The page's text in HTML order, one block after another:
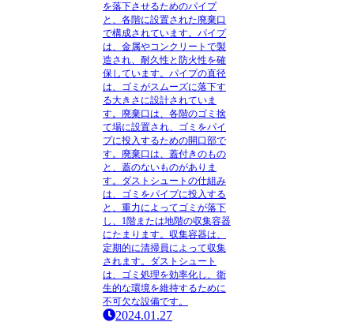
を落下させるためのパイプ
と、各階に設置された廃棄口
で構成されています。パイプ
は、金属やコンクリートで製
造され、耐久性と防火性を確
保しています。パイプの直径
は、ゴミがスムーズに落下す
る大きさに設計されていま
す。廃棄口は、各階のゴミ捨
て場に設置され、ゴミをパイ
プに投入するための開口部で
す。廃棄口は、蓋付きのもの
と、蓋のないものがありま
す。ダストシュートの仕組み
は、ゴミをパイプに投入する
と、重力によってゴミが落下
し、1階または地階の収集容器
にたまります。収集容器は、
定期的に清掃員によって収集
されます。ダストシュート
は、ゴミ処理を効率化し、衛
生的な環境を維持するために
不可欠な設備です。
2024.01.27